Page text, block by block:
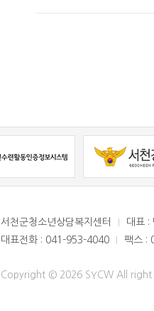
서천군청소년상담복지센터 대표 :
대표전화 : 041-953-4040
팩스 :
Copyright © 2026 SYCW All right